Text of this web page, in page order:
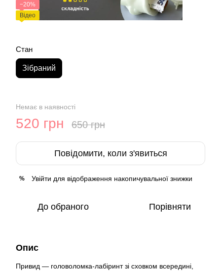
−20%
Відео
Стан
Зібраний
Немає в наявності
520 грн 650 грн
Повідомити, коли з'явиться
% Увійти для відображення накопичувальної знижки
До обраного Порівняти
Опис
Привид — головоломка-лабіринт зі сховком всередині,